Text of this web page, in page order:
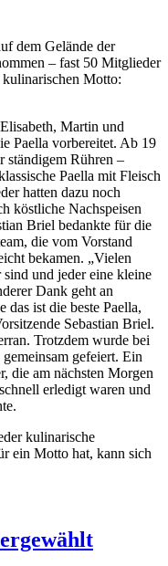
dem Gelände der
– fast 50 Mitglieder
kulinarischen Motto:
Martin und
Paella vorbereitet. Ab 19
ständigem Rühren –
Paella mit Fleisch
hatten dazu noch
köstliche Nachspeisen
Briel bedankte für die
die vom Vorstand
bekamen. „Vielen
und jeder eine kleine
Dank geht an
ist die beste Paella,
Sebastian Briel.
Trotzdem wurde bei
gefeiert. Ein
die am nächsten Morgen
erledigt waren und
kulinarische
ein Motto hat, kann sich